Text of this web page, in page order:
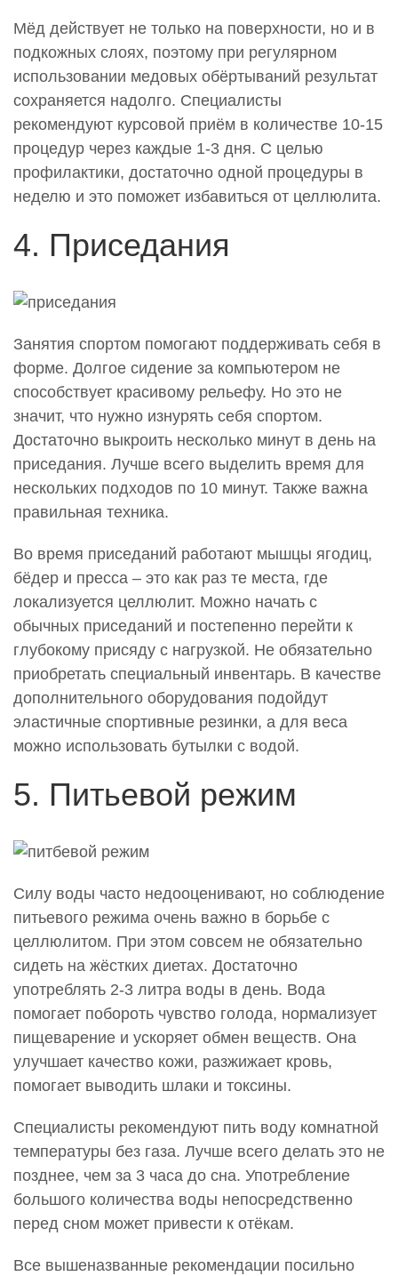
Мёд действует не только на поверхности, но и в
подкожных слоях, поэтому при регулярном
использовании медовых обёртываний результат
сохраняется надолго. Специалисты
рекомендуют курсовой приём в количестве 10-15
процедур через каждые 1-3 дня. С целью
профилактики, достаточно одной процедуры в
неделю и это поможет избавиться от целлюлита.
4. Приседания
Занятия спортом помогают поддерживать себя в
форме. Долгое сидение за компьютером не
способствует красивому рельефу. Но это не
значит, что нужно изнурять себя спортом.
Достаточно выкроить несколько минут в день на
приседания. Лучше всего выделить время для
нескольких подходов по 10 минут. Также важна
правильная техника.
Во время приседаний работают мышцы ягодиц,
бёдер и пресса – это как раз те места, где
локализуется целлюлит. Можно начать с
обычных приседаний и постепенно перейти к
глубокому присяду с нагрузкой. Не обязательно
приобретать специальный инвентарь. В качестве
дополнительного оборудования подойдут
эластичные спортивные резинки, а для веса
можно использовать бутылки с водой.
5. Питьевой режим
Силу воды часто недооценивают, но соблюдение
питьевого режима очень важно в борьбе с
целлюлитом. При этом совсем не обязательно
сидеть на жёстких диетах. Достаточно
употреблять 2-3 литра воды в день. Вода
помогает побороть чувство голода, нормализует
пищеварение и ускоряет обмен веществ. Она
улучшает качество кожи, разжижает кровь,
помогает выводить шлаки и токсины.
Специалисты рекомендуют пить воду комнатной
температуры без газа. Лучше всего делать это не
позднее, чем за 3 часа до сна. Употребление
большого количества воды непосредственно
перед сном может привести к отёкам.
Все вышеназванные рекомендации посильно